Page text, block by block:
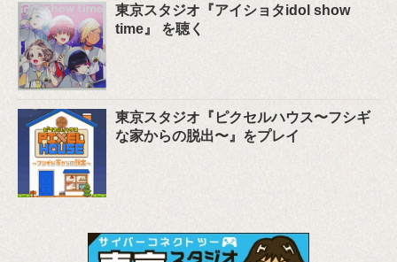
東京スタジオ『アイショタidol show
time』 を聴く
東京スタジオ『ピクセルハウス〜フシギ
な家からの脱出〜』をプレイ